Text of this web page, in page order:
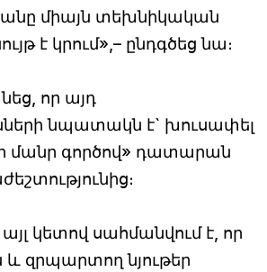
միայն տեխնիկական
է կրում»,– ընդգծեց նա։
որ այդ
նպատակն է` խուսափել
մանր գործով» դատարան
կետով սահմանվում է, որ
զրպարտող նյութեր